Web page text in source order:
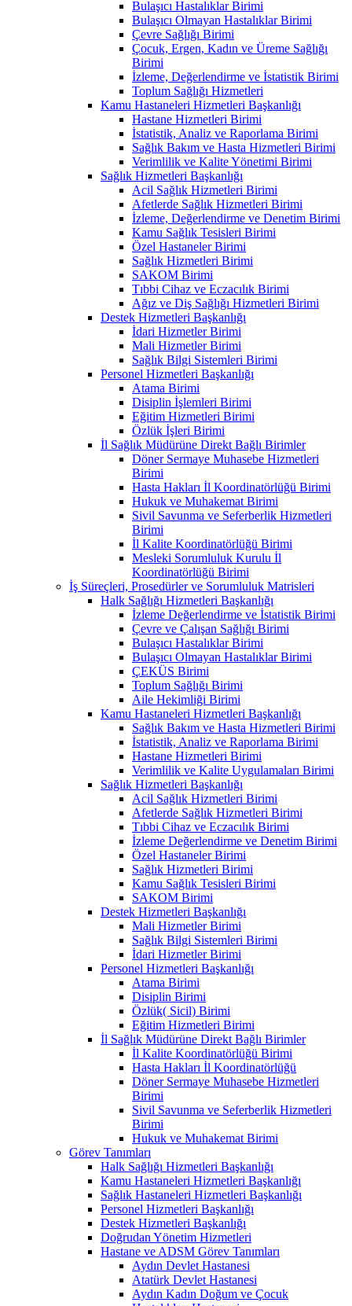
Bulaşıcı Hastalıklar Birimi
Bulaşıcı Olmayan Hastalıklar Birimi
Çevre Sağlığı Birimi
Çocuk, Ergen, Kadın ve Üreme Sağlığı
Birimi
İzleme, Değerlendirme ve İstatistik Birimi
Toplum Sağlığı Hizmetleri
Kamu Hastaneleri Hizmetleri Başkanlığı
Hastane Hizmetleri Birimi
İstatistik, Analiz ve Raporlama Birimi
Sağlık Bakım ve Hasta Hizmetleri Birimi
Verimlilik ve Kalite Yönetimi Birimi
Sağlık Hizmetleri Başkanlığı
Acil Sağlık Hizmetleri Birimi
Afetlerde Sağlık Hizmetleri Birimi
İzleme, Değerlendirme ve Denetim Birimi
Kamu Sağlık Tesisleri Birimi
Özel Hastaneler Birimi
Sağlık Hizmetleri Birimi
SAKOM Birimi
Tıbbi Cihaz ve Eczacılık Birimi
Ağız ve Diş Sağlığı Hizmetleri Birimi
Destek Hizmetleri Başkanlığı
İdari Hizmetler Birimi
Mali Hizmetler Birimi
Sağlık Bilgi Sistemleri Birimi
Personel Hizmetleri Başkanlığı
Atama Birimi
Disiplin İşlemleri Birimi
Eğitim Hizmetleri Birimi
Özlük İşleri Birimi
İl Sağlık Müdürüne Direkt Bağlı Birimler
Döner Sermaye Muhasebe Hizmetleri
Birimi
Hasta Hakları İl Koordinatörlüğü Birimi
Hukuk ve Muhakemat Birimi
Sivil Savunma ve Seferberlik Hizmetleri
Birimi
İl Kalite Koordinatörlüğü Birimi
Mesleki Sorumluluk Kurulu İl
Koordinatörlüğü Birimi
İş Süreçleri, Prosedürler ve Sorumluluk Matrisleri
Halk Sağlığı Hizmetleri Başkanlığı
İzleme Değerlendirme ve İstatistik Birimi
Çevre ve Çalışan Sağlığı Birimi
Bulaşıcı Hastalıklar Birimi
Bulaşıcı Olmayan Hastalıklar Birimi
ÇEKÜS Birimi
Toplum Sağlığı Birimi
Aile Hekimliği Birimi
Kamu Hastaneleri Hizmetleri Başkanlığı
Sağlık Bakım ve Hasta Hizmetleri Birimi
İstatistik, Analiz ve Raporlama Birimi
Hastane Hizmetleri Birimi
Verimlilik ve Kalite Uygulamaları Birimi
Sağlık Hizmetleri Başkanlığı
Acil Sağlık Hizmetleri Birimi
Afetlerde Sağlık Hizmetleri Birimi
Tıbbi Cihaz ve Eczacılık Birimi
İzleme Değerlendirme ve Denetim Birimi
Özel Hastaneler Birimi
Sağlık Hizmetleri Birimi
Kamu Sağlık Tesisleri Birimi
SAKOM Birimi
Destek Hizmetleri Başkanlığı
Mali Hizmetler Birimi
Sağlık Bilgi Sistemleri Birimi
İdari Hizmetler Birimi
Personel Hizmetleri Başkanlığı
Atama Birimi
Disiplin Birimi
Özlük( Sicil) Birimi
Eğitim Hizmetleri Birimi
İl Sağlık Müdürüne Direkt Bağlı Birimler
İl Kalite Koordinatörlüğü Birimi
Hasta Hakları İl Koordinatörlüğü
Döner Sermaye Muhasebe Hizmetleri
Birimi
Sivil Savunma ve Seferberlik Hizmetleri
Birimi
Hukuk ve Muhakemat Birimi
Görev Tanımları
Halk Sağlığı Hizmetleri Başkanlığı
Kamu Hastaneleri Hizmetleri Başkanlığı
Sağlık Hastaneleri Hizmetleri Başkanlığı
Personel Hizmetleri Başkanlığı
Destek Hizmetleri Başkanlığı
Doğrudan Yönetim Hizmetleri
Hastane ve ADSM Görev Tanımları
Aydın Devlet Hastanesi
Atatürk Devlet Hastanesi
Aydın Kadın Doğum ve Çocuk